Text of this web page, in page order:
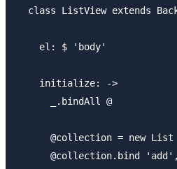
class ListView extends
    el: $ 'body'
    initialize: ->
      _.bindAll @
      @collection = new List
@collection.bind